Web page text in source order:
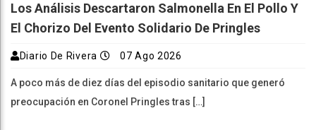
Los Análisis Descartaron Salmonella En El Pollo Y
El Chorizo Del Evento Solidario De Pringles
Diario De Rivera 07 Ago 2026
A poco más de diez días del episodio sanitario que generó
preocupación en Coronel Pringles tras […]